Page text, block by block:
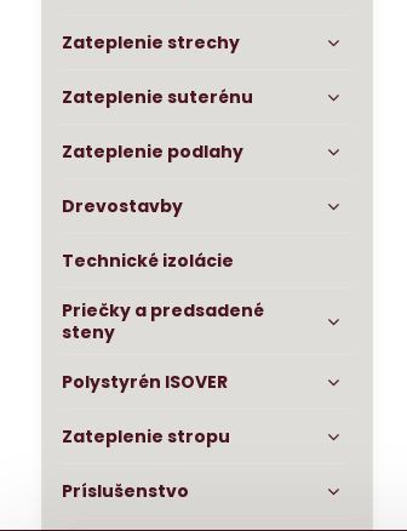
Zateplenie strechy
Zateplenie suterénu
Zateplenie podlahy
Drevostavby
Technické izolácie
Priečky a predsadené
steny
Polystyrén ISOVER
Zateplenie stropu
Príslušenstvo